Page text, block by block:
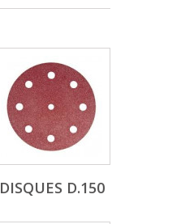
DISQUES D.150